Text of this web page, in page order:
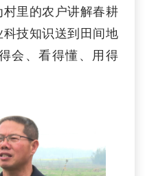
里的农户讲解春耕
技知识送到田间地
会、看得懂、用得